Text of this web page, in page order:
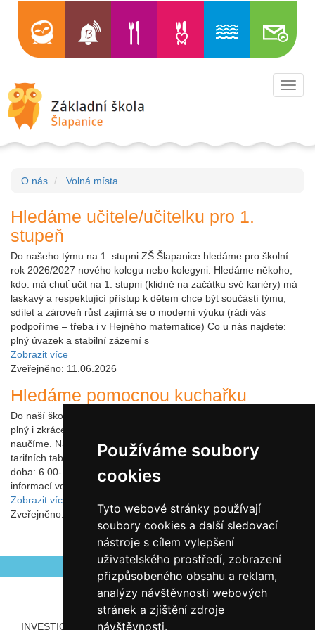
Používáme soubory
cookies
Tyto webové stránky používají
soubory cookies a další sledovací
nástroje s cílem vylepšení
uživatelského prostředí, zobrazení
přizpůsobeného obsahu a reklam,
analýzy návštěvnosti webových
stránek a zjištění zdroje
návštěvnosti.
O nás Volná místa
Hledáme učitele/učitelku pro 1.
stupeň
Do našeho týmu na 1. stupni ZŠ Šlapanice hledáme pro školní
rok 2026/2027 nového kolegu nebo kolegyni. Hledáme někoho,
kdo: má chuť učit na 1. stupni (klidně na začátku své kariéry) má
laskavý a respektující přístup k dětem chce být součástí týmu,
sdílet a zároveň růst zajímá se o moderní výuku (rádi vás
podpoříme – třeba i v Hejného matematice) Co u nás najdete:
plný úvazek a stabilní zázemí s
Zobrazit více
Zveřejněno: 11.06.2026
Hledáme pomocnou kuchařku
Do naší školní jídelny hledáme pomocnou kuchařku na HPP na
plný i zkrácený úvazek, není potřeba vyučení ani praxe, vše Vás
naučíme. Nabízíme 25 dní dovolené, příspěvek na stravu, plat dle
tarifních tabulek pro nepedagogické zaměstnance. Pracovní
doba: 6.00-14.30 hod. nebo dle úvazku ve smlouvě. Pro více
informací volejte: 739 201 713 Budeme se na Vás těšit!!!
Zobrazit více
Zveřejněno: 13.05.2026
INVESTICE ROZVOJE DO VZDĚLÁVÁNÍ